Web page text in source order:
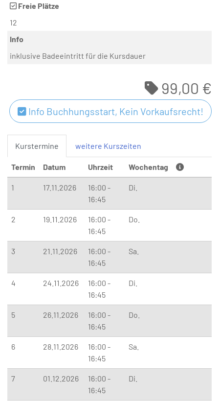
Freie Plätze
12
Info
inklusive Badeeintritt für die Kursdauer
99,00 €
Info Buchhungsstart, Kein Vorkaufsrecht!
Kurstermine weitere Kurszeiten
Termin Datum Uhrzeit Wochentag
1 17.11.2026
16:00 -
16:45
Di.
2 19.11.2026
16:00 -
16:45
Do.
3 21.11.2026
16:00 -
16:45
Sa.
4 24.11.2026
16:00 -
16:45
Di.
5 26.11.2026
16:00 -
16:45
Do.
6 28.11.2026
16:00 -
16:45
Sa.
7 01.12.2026
16:00 -
16:45
Di.